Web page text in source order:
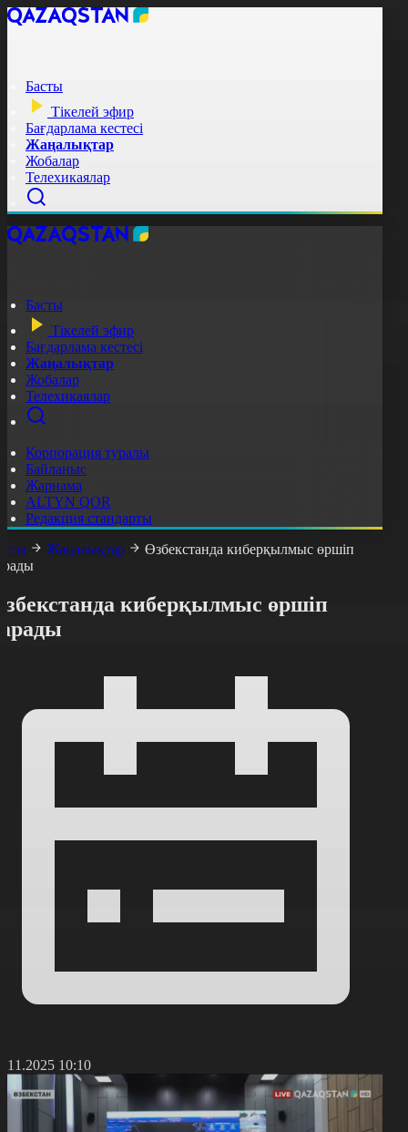
Басты
Тікелей эфир
Бағдарлама кестесі
Жаңалықтар
Жобалар
Телехикаялар
Басты
Тікелей эфир
Бағдарлама кестесі
Жаңалықтар
Жобалар
Телехикаялар
Корпорация туралы
Байланыс
Жарнама
ALTYN QOR
Редакция стандарты
Жаңалықтар
Өзбекстанда киберқылмыс өршіп
киберқылмыс өршіп
10:10